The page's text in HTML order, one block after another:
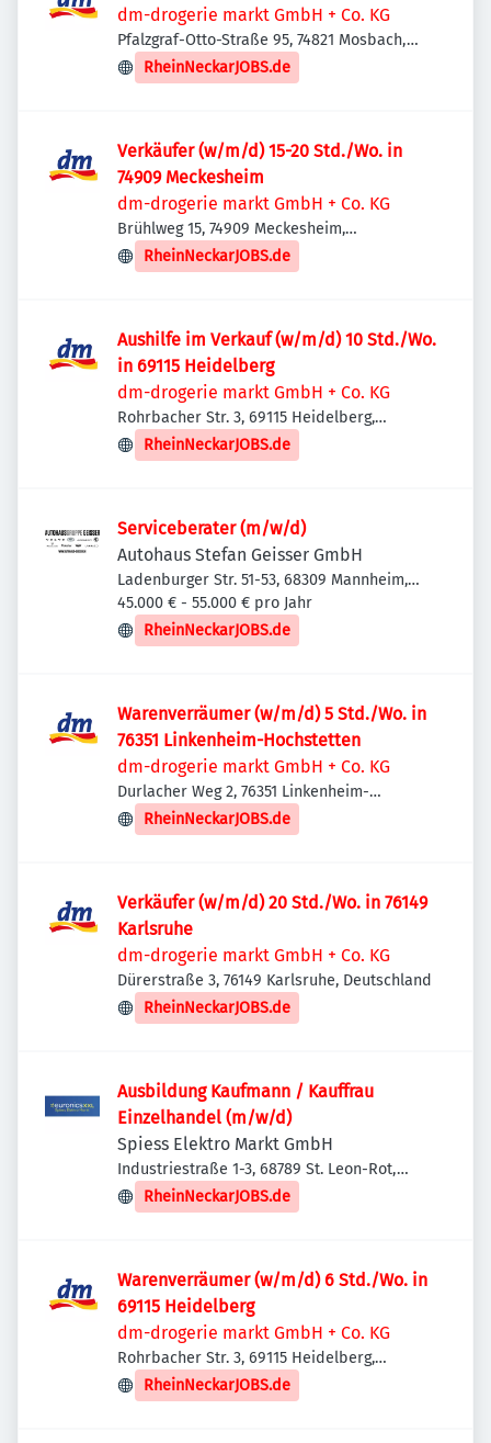
dm-drogerie markt GmbH + Co. KG
Pfalzgraf-Otto-Straße 95, 74821 Mosbach,
Deutschland
RheinNeckarJOBS.de
Verkäufer (w/m/d) 15-20 Std./Wo. in
74909 Meckesheim
dm-drogerie markt GmbH + Co. KG
Brühlweg 15, 74909 Meckesheim,
Deutschland
RheinNeckarJOBS.de
Aushilfe im Verkauf (w/m/d) 10 Std./Wo.
in 69115 Heidelberg
dm-drogerie markt GmbH + Co. KG
Rohrbacher Str. 3, 69115 Heidelberg,
Deutschland
RheinNeckarJOBS.de
Serviceberater (m/w/d)
Autohaus Stefan Geisser GmbH
Ladenburger Str. 51-53, 68309 Mannheim,
Deutschland
45.000 € - 55.000 € pro Jahr
RheinNeckarJOBS.de
Warenverräumer (w/m/d) 5 Std./Wo. in
76351 Linkenheim-Hochstetten
dm-drogerie markt GmbH + Co. KG
Durlacher Weg 2, 76351 Linkenheim-
Hochstetten, Deutschland
RheinNeckarJOBS.de
Verkäufer (w/m/d) 20 Std./Wo. in 76149
Karlsruhe
dm-drogerie markt GmbH + Co. KG
Dürerstraße 3, 76149 Karlsruhe, Deutschland
RheinNeckarJOBS.de
Ausbildung Kaufmann / Kauffrau
Einzelhandel (m/w/d)
Spiess Elektro Markt GmbH
Industriestraße 1-3, 68789 St. Leon-Rot,
Deutschland
RheinNeckarJOBS.de
Warenverräumer (w/m/d) 6 Std./Wo. in
69115 Heidelberg
dm-drogerie markt GmbH + Co. KG
Rohrbacher Str. 3, 69115 Heidelberg,
Deutschland
RheinNeckarJOBS.de